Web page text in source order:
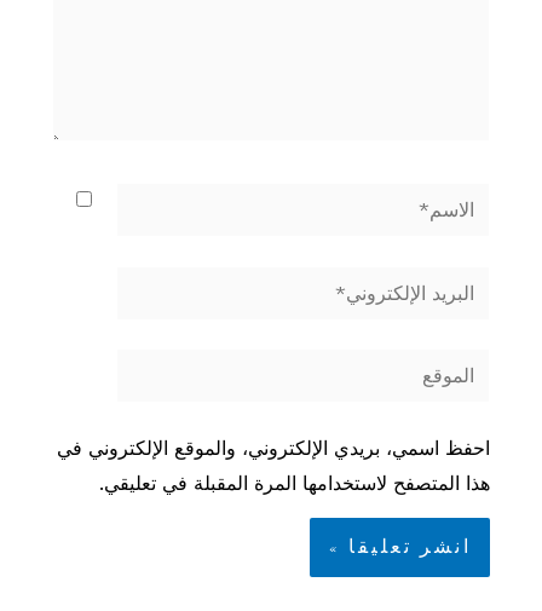
الاسم*
البريد
الموقع
احفظ اسمي، بريدي الإلكتروني، والموقع الإلكتروني في
هذا المتصفح لاستخدامها المرة المقبلة في تعليقي.